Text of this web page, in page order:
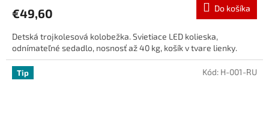
€49,60 Do košíka
Detská trojkolesová kolobežka. Svietiace LED kolieska,
odnímateľné sedadlo, nosnosť až 40 kg, košík v tvare lienky.
Tip Kód: H-001-RU